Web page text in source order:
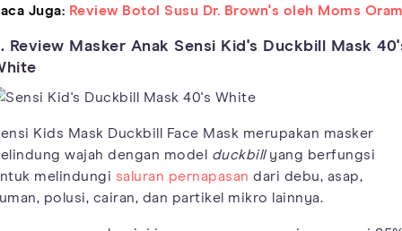
Juga: Review Botol Susu Dr. Brown's oleh Moms
Review Masker Anak Sensi Kid's Duckbill Mask
Kids Mask Duckbill Face Mask merupakan masker
wajah dengan model duckbillyang berfungsi
melindungi saluran pernapasan dari debu, asap,
polusi, cairan, dan partikel mikro lainnya.